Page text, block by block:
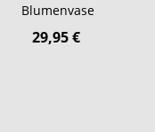
Blumenvase
29,95 €